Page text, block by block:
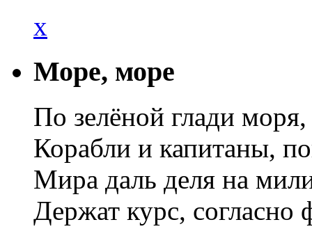
x
Море, море
По зелёной глади
Корабли и капитаны,
Мира даль деля на
Держат курс, согласно